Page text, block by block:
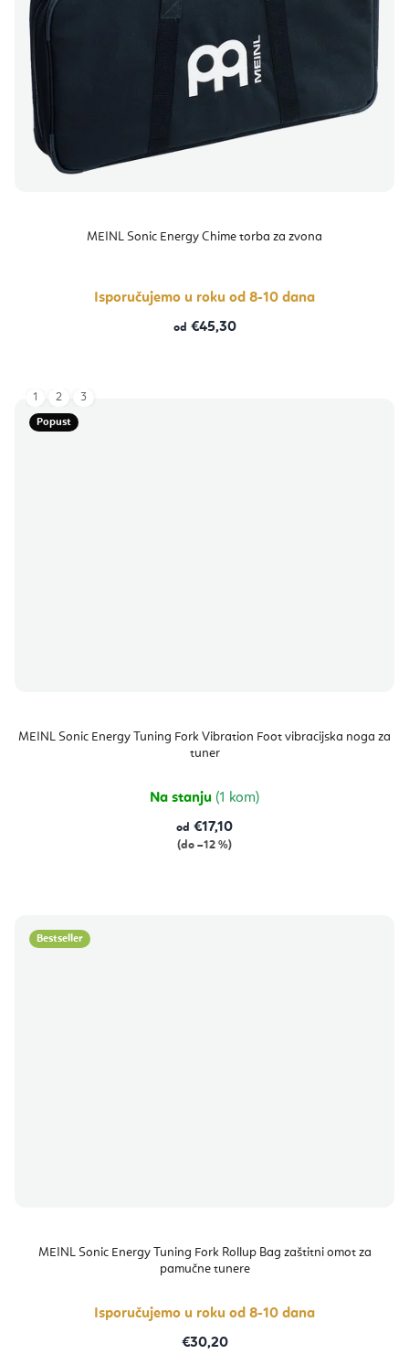
MEINL Sonic Energy Chime torba za zvona
Isporučujemo u roku od 8-10 dana
od €45,30
Popust
MEINL Sonic Energy Tuning Fork Vibration Foot vibracijska noga za
tuner
Na stanju (1 kom)
od €17,10
(do –12 %)
1 2 3
Bestseller
MEINL Sonic Energy Tuning Fork Rollup Bag zaštitni omot za
pamučne tunere
Isporučujemo u roku od 8-10 dana
€30,20